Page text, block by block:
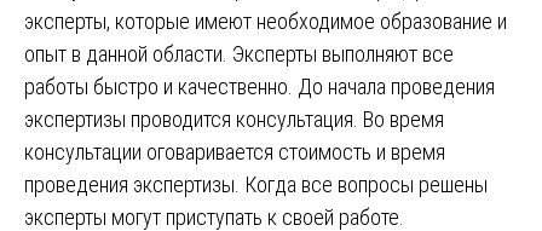
эксперты, которые имеют необходимое образование и
опыт в данной области. Эксперты выполняют все
работы быстро и качественно. До начала проведения
экспертизы проводится консультация. Во время
консультации оговаривается стоимость и время
проведения экспертизы. Когда все вопросы решены
эксперты могут приступать к своей работе.